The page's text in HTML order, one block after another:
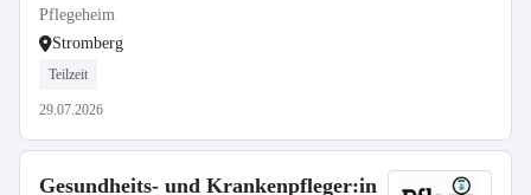
Pflegeheim
Stromberg
Teilzeit
29.07.2026
Gesundheits- und Krankenpfleger:in